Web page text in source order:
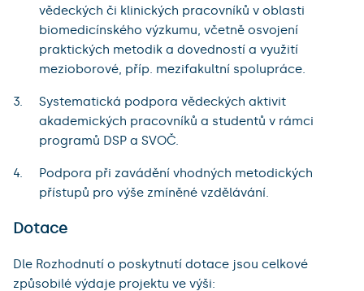
vědeckých či klinických pracovníků v oblasti
biomedicínského výzkumu, včetně osvojení
praktických metodik a dovedností a využití
mezioborové, příp. mezifakultní spolupráce.
Systematická podpora vědeckých aktivit
akademických pracovníků a studentů v rámci
programů DSP a SVOČ.
Podpora při zavádění vhodných metodických
přístupů pro výše zmíněné vzdělávání.
Dotace
Dle Rozhodnutí o poskytnutí dotace jsou celkové
způsobilé výdaje projektu ve výši: